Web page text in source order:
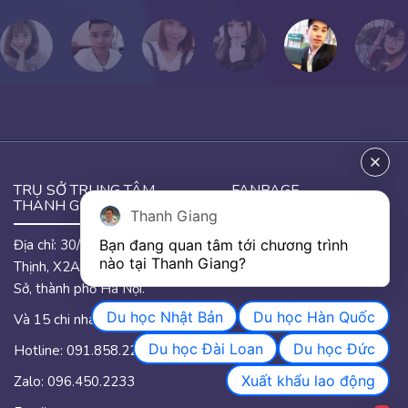
TRỤ SỞ TRUNG TÂM
THANH GIANG
Địa chỉ: 30/46 đường Hưng
Thịnh, X2A, phường Yên
Sở, thành phố Hà Nội.
Và 15 chi nhánh trên quốc.
Hotline: 091.858.2233
Zalo: 096.450.2233
FANPAGE
GOOGLE MAP
Thanh Giang
Bạn đang quan tâm tới chương trình
nào tại Thanh Giang?
Du học Nhật Bản
Du học Hàn Quốc
Du học Đài Loan
Du học Đức
Xuất khẩu lao động